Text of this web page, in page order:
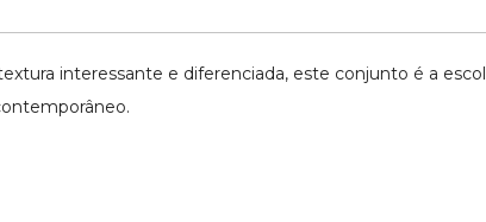
interessante e diferenciada, este conjunto é a